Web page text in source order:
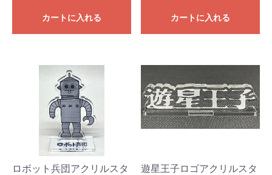
カートに入れる カートに入れる
ロボット兵団アクリルスタ
遊星王子ロゴアクリルスタ